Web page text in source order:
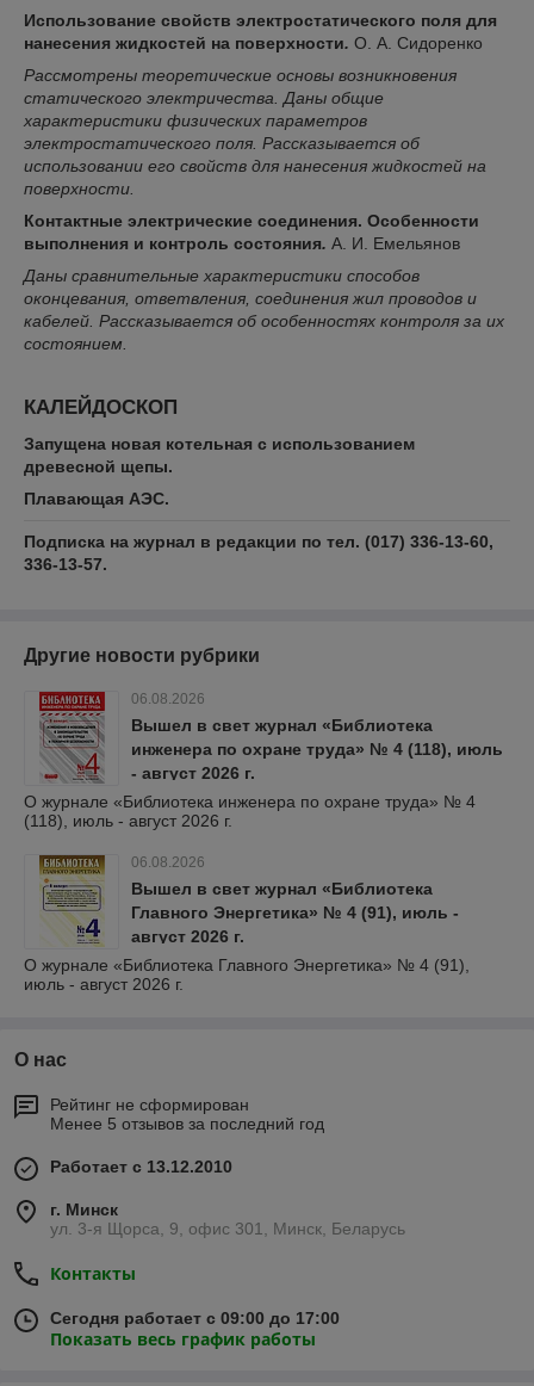
Использование свойств электростатического поля для
нанесения жидкостей на поверхности. О. А. Сидоренко
Рассмотрены теоретические основы возникновения
статического электричества. Даны общие
характеристики физических параметров
электростатического поля. Рассказывается об
использовании его свойств для нанесения жидкостей на
поверхности​​​.
Контактные электрические соединения. Особенности
выполнения и контроль состояния. А. И. Емельянов
Даны сравнительные характеристики способов
оконцевания, ответвления, соединения жил проводов и
кабелей. Рассказывается об особенностях контроля за их
состоянием​​.
КАЛЕЙДОСКОП
Запущена новая котельная с использованием
древесной щепы.
Плавающая АЭС.
Подписка на журнал в редакции по тел. (017) 336-13-60,
336-13-57.
Другие новости рубрики
06.08.2026
Вышел в свет журнал «Библиотека
инженера по охране труда» № 4 (118), июль
- август 2026 г.
О журнале «Библиотека инженера по охране труда» № 4
(118), июль - август 2026 г.
06.08.2026
Вышел в свет журнал «Библиотека
Главного Энергетика» № 4 (91), июль -
август 2026 г.
О журнале «Библиотека Главного Энергетика» № 4 (91),
июль - август 2026 г.
О нас
Рейтинг не сформирован
Менее 5 отзывов за последний год
Работает с 13.12.2010
г. Минск
ул. 3-я Щорса, 9, офис 301, Минск, Беларусь
Контакты
Сегодня работает с 09:00 до 17:00
Показать весь график работы